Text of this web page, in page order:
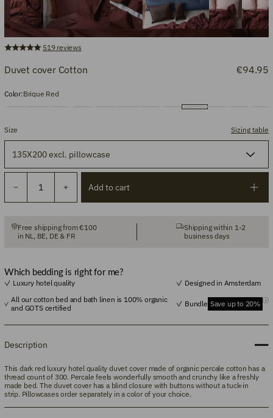
519reviews
Duvet cover Cotton €94.95
Color:Brique Red
Size Sizing table
Add to cart
Free shipping from €100
in NL, BE, DE & FR
Shipping within 1-2
business days
Which bedding is right for me?
Luxury hotel quality
Designed in Amsterdam
All our cotton bed and bath linen is 100% organic
and GOTS certified
Bundle Save up to 20%
Description
This dark red luxury hotel quality duvet cover made of organic percale cotton has a
thread count of 300. Percale feels wonderfully smooth and crunchy like a freshly
made bed. The duvet cover has a blind closure with buttons without a tuck-in
strip. Pillowcases order separately in a color of your choice.